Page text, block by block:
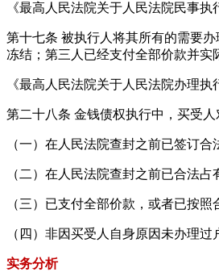
《最高人民法院关于人民法院民事
第十七条 被执行人将其所有的需要
冻结；第三人已经支付全部价款并实
《最高人民法院关于人民法院办理
第二十八条 金钱债权执行中，买受
（一）在人民法院查封之前已签订
（二）在人民法院查封之前已合法
（三）已支付全部价款，或者已按
（四）非因买受人自身原因未办理过
实务分析